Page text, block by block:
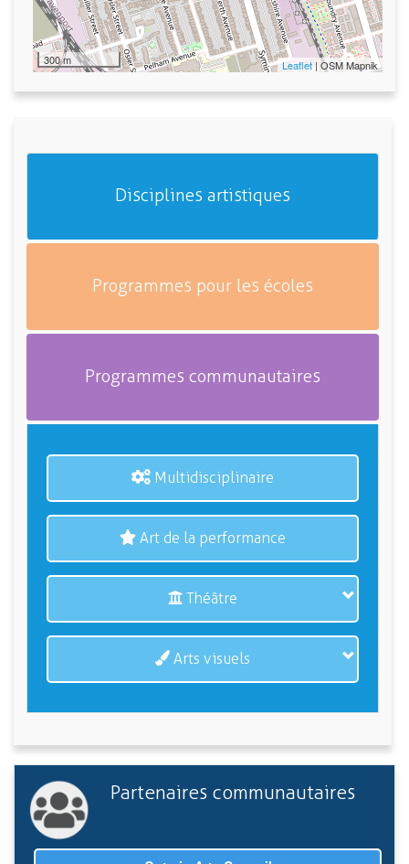
300 m Leaflet | OSM Mapnik
Disciplines artistiques
Programmes pour les écoles
Programmes communautaires
Multidisciplinaire
Art de la performance
Théâtre
Arts visuels
Partenaires communautaires